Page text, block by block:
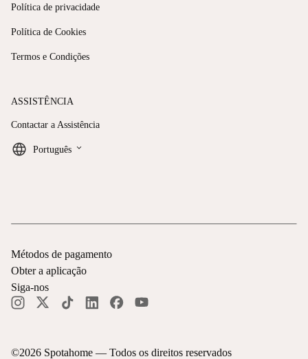
Política de privacidade
Política de Cookies
Termos e Condições
ASSISTÊNCIA
Contactar a Assistência
Português keyboard_arrow_down
©2026 Spotahome — Todos os direitos reservados
Métodos de pagamento
Obter a aplicação
Siga-nos